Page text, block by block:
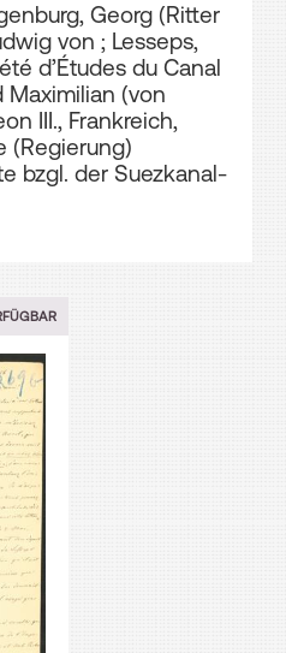
Georg (Ritter
von ; Lesseps,
d’Études du Canal
Maximilian (von
III., Frankreich,
(Regierung)
bzgl. der Suezkanal-